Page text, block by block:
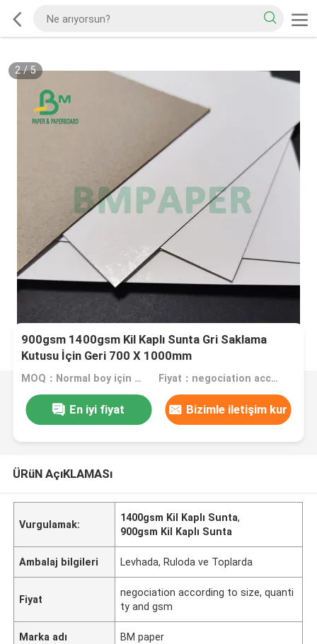
2/5
900gsm 1400gsm Kil Kaplı Sunta Gri Saklama
Kutusu İçin Geri 700 X 1000mm
MOQ：Normal boy için 1 ton, özel boy için 10 ton Fiyat：negociation according to size, quantity and gsm
En iyi fiyat Bizimle iletişim kur
ÜRüN AçıKLAMASı
Vurgulamak:
1400gsm Kil Kaplı Sunta,
900gsm Kil Kaplı Sunta
Ambalaj bilgileri Levhada, Ruloda ve Toplarda
Fiyat
negociation according to size, quanti
ty and gsm
Marka adı BM paper